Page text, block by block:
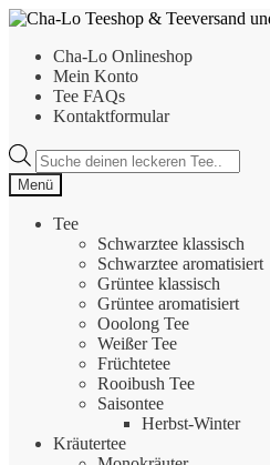
Zur
springen
Zum
springenCha-Lo Onlineshop
Mein Konto
Tee FAQs
Kontaktformular
Products
search
Menü
Tee
Schwarztee klassisch
Schwarztee aromatisiert
Grüntee klassisch
Grüntee aromatisiert
Ooolong Tee
Weißer Tee
Früchtetee
Rooibush Tee
Saisontee
Herbst-Winter
Kräutertee